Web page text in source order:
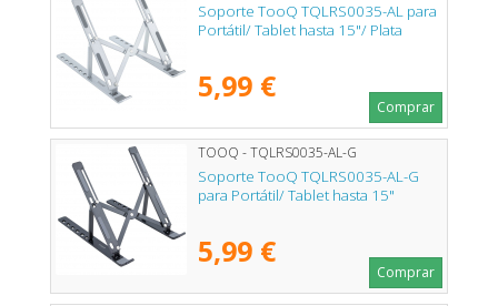
Soporte TooQ TQLRS0035-AL para
Portátil/ Tablet hasta 15"/ Plata
5,99 €
Comprar
TOOQ - TQLRS0035-AL-G
Soporte TooQ TQLRS0035-AL-G
para Portátil/ Tablet hasta 15"
5,99 €
Comprar